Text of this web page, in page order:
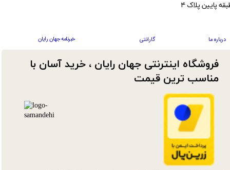
فروشگاه اینترنتی جهان رایان ، خرید آسان با
مناسب ترین قیمت​​​​​​​
درباره ما گارانتی خبرنامه جهان رایان
پایین پلاک ۴